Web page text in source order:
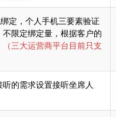
定，个人手机三要素验证
限定绑定量，根据客户的
（三大运营商平台目前只支
的需求设置接听坐席人